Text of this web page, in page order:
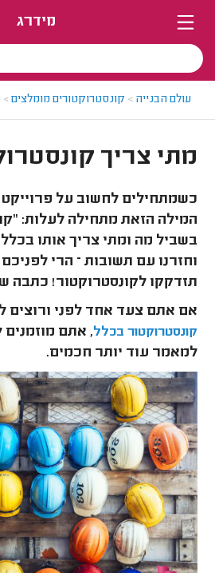
מידרג
עולם הבנייה > קונסטרוקטורים מומלצים>
מתי צריך
כשמתחילים לחשוב על פרוייקט
המילה הזאת מתחילה לעלות:
בשביל מה ומתי צריך אותו
וחזרנו עם תשובות – הרי
תזדקקו לקונסטרוקטור! כתבה
אם אתם צעד אחד לפני ורוצים
קונסטרוקטור בכלל, אתם מוזמנים
למאמר עוד יותר חכמים.